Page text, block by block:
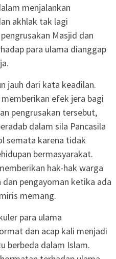
menjalankan
akhlak tak lagi
Masjid dan
para ulama dianggap
jauh dari kata keadilan.
efek jera bagi
pengrusakan tersebut,
dalam sila Pancasila
semata karena tidak
bermasyarakat.
hak-hak warga
pengayoman ketika ada
memang.
para ulama
dan acap kali menjadi
berbeda dalam Islam.